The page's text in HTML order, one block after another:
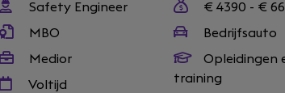
Safety Engineer
MBO
Medior
Voltijd
€ 4390 - €
Bedrijfsauto
Opleidingen
training